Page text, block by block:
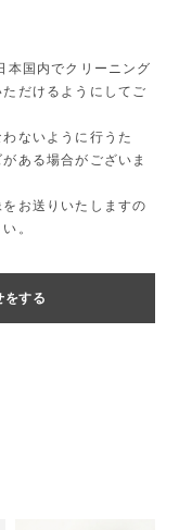
国内でクリーニング
だけるようにしてご
ないように行うた
ある場合がございま
お送りいたしますの
。
をする